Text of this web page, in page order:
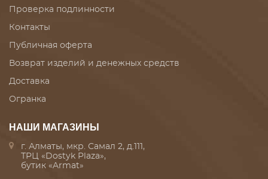
Проверка подлинности
Контакты
Публичная оферта
Возврат изделий и денежных средств
Доставка
Огранка
НАШИ МАГАЗИНЫ
г. Алматы, мкр. Самал 2, д.111,
ТРЦ «Dostyk Plaza»,
бутик «Armat»